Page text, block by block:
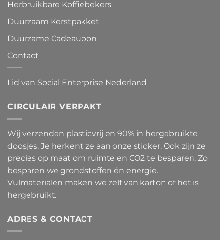
Herbruikbare Koffiebekers
Duurzaam Kerstpakket
Duurzame Cadeaubon
Contact
Lid van Social Enterprise Nederland
CIRCULAIR VERPAKT
Wij verzenden plasticvrij en 90% in hergebruikte
doosjes. Je herkent ze aan onze sticker. Ook zijn ze
precies op maat om ruimte en CO2 te besparen. Zo
besparen we grondstoffen én energie.
Vulmaterialen maken we zelf van karton of het is
hergebruikt.
ADRES & CONTACT